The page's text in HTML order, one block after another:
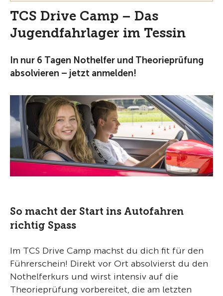
TCS Drive Camp – Das
Jugendfahrlager im Tessin
In nur 6 Tagen Nothelfer und Theorieprüfung
absolvieren – jetzt anmelden!
So macht der Start ins Autofahren
richtig Spass
Im TCS Drive Camp machst du dich fit für den
Führerschein! Direkt vor Ort absolvierst du den
Nothelferkurs und wirst intensiv auf die
Theorieprüfung vorbereitet, die am letzten